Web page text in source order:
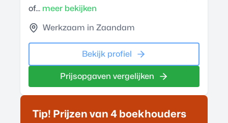
of... meer bekijken
Werkzaam in Zaandam
Bekijk profiel
Prijsopgaven vergelijken
Tip! Prijzen van 4 boekhouders